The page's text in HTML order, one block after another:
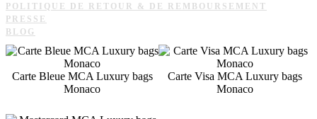
POLITIQUE DE RETOUR & DE REMBOURSEMENT
PRESSE
BLOG
Carte Bleue MCA Luxury bags
Monaco
Carte Visa MCA Luxury bags
Monaco